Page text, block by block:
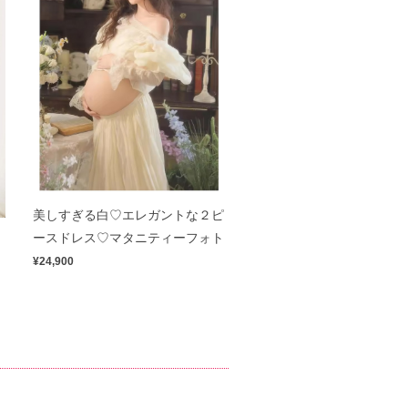
美しすぎる白♡エレガントな２ピ
ースドレス♡マタニティーフォト
¥24,900